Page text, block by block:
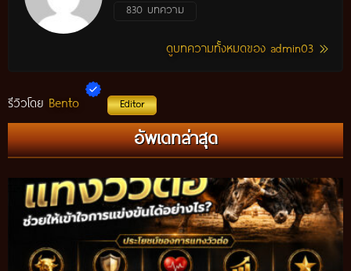
830 บทความ
ดูบทความทั้งหมดของ admin03
รีวิวโดย Bento Editor
อัพเดทล่าสุด
แทงวัวรอง คืออะไร? วิธีศึกษาวัวรอง พร้อมเทคนิควิเคราะห์ข้อมูล
ก่อนติดตามการแข่งขัน ปี 2026